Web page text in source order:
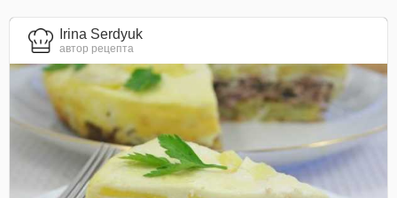
Irina Serdyuk
автор рецепта